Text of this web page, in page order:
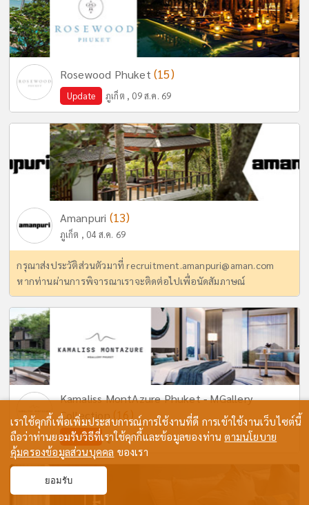
Rosewood Phuket (15)
Update ภูเก็ต , 09 ส.ค. 69
Amanpuri (13)
ภูเก็ต , 04 ส.ค. 69
กรุณาส่งประวัติส่วนตัวมาที่recruitment.amanpuri@aman.com
หากท่านผ่านการพิจารณาเราจะติดต่อไปเพื่อนัดสัมภาษณ์
Kamaliss MontAzure Phuket - MGallery
Collection (16)
Update ภูเก็ต , 07 ส.ค. 69
เราใช้คุกกี้เพื่อเพิ่มประสบการณ์การใช้งานที่ดี การเข้าใช้งานเว็บไซต์นี้
ถือว่าท่านยอมรับวิธีที่เราใช้คุกกี้และข้อมูลของท่านตามนโยบาย
คุ้มครองข้อมูลส่วนบุคคล ของเรา
ยอมรับ